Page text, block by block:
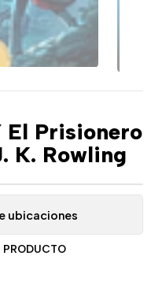
Prisionero
K. Rowling
ubicaciones
PRODUCTO